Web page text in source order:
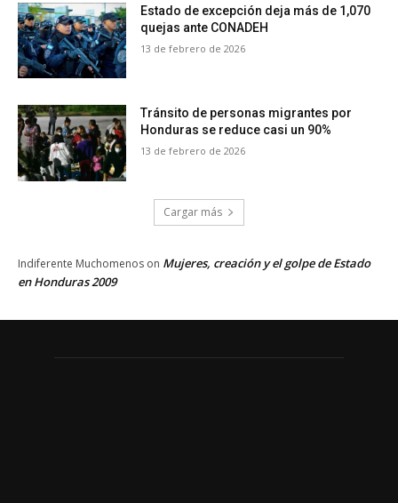
Estado de excepción deja más de 1,070
quejas ante CONADEH
13 de febrero de 2026
Tránsito de personas migrantes por
Honduras se reduce casi un 90%
13 de febrero de 2026
Cargar más
Indiferente Muchomenos on Mujeres, creación y el golpe de Estado
en Honduras 2009